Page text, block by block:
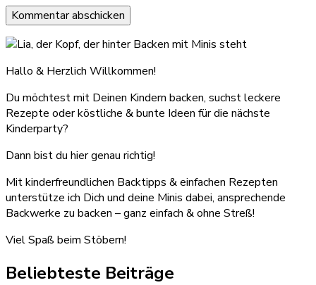
Hallo & Herzlich Willkommen!
Du möchtest mit Deinen Kindern backen, suchst leckere
Rezepte oder köstliche & bunte Ideen für die nächste
Kinderparty?
Dann bist du hier genau richtig!
Mit kinderfreundlichen Backtipps & einfachen Rezepten
unterstütze ich Dich und deine Minis dabei, ansprechende
Backwerke zu backen – ganz einfach & ohne Streß!
Viel Spaß beim Stöbern!
Beliebteste Beiträge